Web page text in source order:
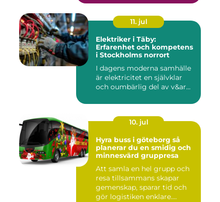
11. jul
Elektriker i Täby:
Erfarenhet och kompetens
i Stockholms norrort
I dagens moderna samhälle
är elektricitet en självklar
och oumbärlig del av v&ar...
10. jul
Hyra buss i göteborg så
planerar du en smidig och
minnesvärd gruppresa
Att samla en hel grupp och
resa tillsammans skapar
gemenskap, sparar tid och
gör logistiken enklare....